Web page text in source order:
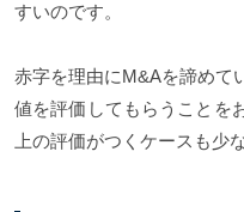
すいのです。
赤字を理由にM&Aを諦めて
値を評価してもらうことを
上の評価がつくケースも少